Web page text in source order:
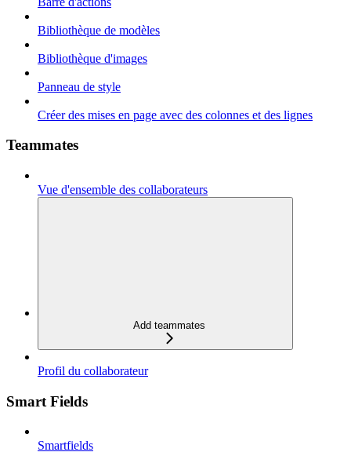
Bibliothèque de modèles
Bibliothèque d'images
Panneau de style
Créer des mises en page avec des colonnes et des lignes
Teammates
Vue d'ensemble des collaborateurs
Add teammates
Profil du collaborateur
Smart Fields
Smartfields